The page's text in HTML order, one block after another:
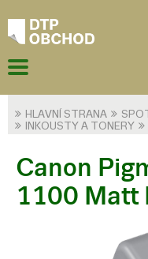
HLAVNÍ STRANA
INKOUSTY A TONERY
Canon
1100 Matt